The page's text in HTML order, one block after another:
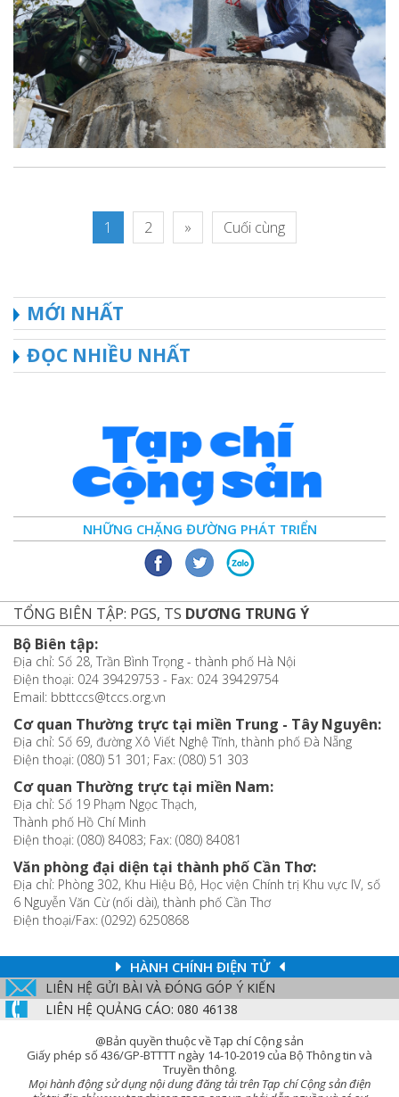
1 2 » Cuối cùng
MỚI NHẤT
ĐỌC NHIỀU NHẤT
NHỮNG CHẶNG ĐƯỜNG PHÁT TRIỂN
TỔNG BIÊN TẬP: PGS, TS DƯƠNG TRUNG Ý
Bộ Biên tập:
Địa chỉ: Số 28, Trần Bình Trọng - thành phố Hà Nội
Điện thoại: 024 39429753 - Fax: 024 39429754
Email: bbttccs@tccs.org.vn
Cơ quan Thường trực tại miền Trung - Tây Nguyên:
Địa chỉ: Số 69, đường Xô Viết Nghệ Tĩnh, thành phố Đà Nẵng
Điện thoại: (080) 51 301; Fax: (080) 51 303
Cơ quan Thường trực tại miền Nam:
Địa chỉ: Số 19 Phạm Ngọc Thạch,
Thành phố Hồ Chí Minh
Điện thoại: (080) 84083; Fax: (080) 84081
Văn phòng đại diện tại thành phố Cần Thơ:
Địa chỉ: Phòng 302, Khu Hiệu Bộ, Học viện Chính trị Khu vực IV, số
6 Nguyễn Văn Cừ (nối dài), thành phố Cần Thơ
Điện thoại/Fax: (0292) 6250868
HÀNH CHÍNH ĐIỆN TỬ
LIÊN HỆ GỬI BÀI VÀ ĐÓNG GÓP Ý KIẾN
LIÊN HỆ QUẢNG CÁO: 080 46138
@Bản quyền thuộc về Tạp chí Cộng sản
Giấy phép số 436/GP-BTTTT ngày 14-10-2019 của Bộ Thông tin và
Truyền thông.
Mọi hành động sử dụng nội dung đăng tải trên Tạp chí Cộng sản điện